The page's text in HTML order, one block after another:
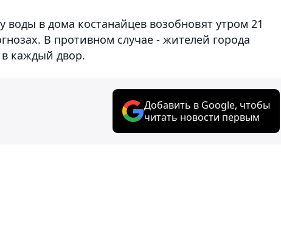
воды в дома костанайцев возобновят утром 21
В противном случае - жителей города
в каждый двор.
Добавить в Google, чтобы
читать новости первым